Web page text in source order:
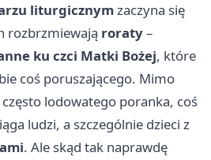
liturgicznymzaczyna się
rozbrzmiewają roraty–
ku czci Matki Bożej, które
coś poruszającego. Mimo
lodowatego poranka, coś
ludzi, a szczególnie dzieci z
. Ale skąd tak naprawdę